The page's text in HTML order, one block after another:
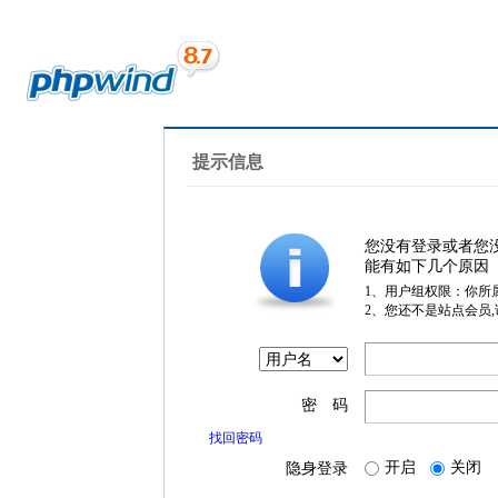
提示信息
您没有登录或者您
能有如下几个原因
1、用户组权限：你所
2、您还不是站点会员
密 码
找回密码
隐身登录 开启 关闭